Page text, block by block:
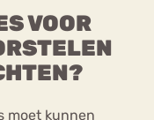
VOOR
moet kunnen